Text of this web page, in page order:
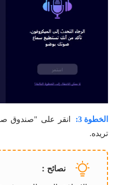
الخطوة 3:
تريده.
نصائح：